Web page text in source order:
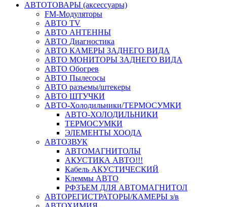
АВТОТОВАРЫ (аксессуары)
FM-Модуляторы
АВТО TV
АВТО АНТЕННЫ
АВТО Диагностика
АВТО КАМЕРЫ ЗАДНЕГО ВИДА
АВТО МОНИТОРЫ ЗАДНЕГО ВИДА
АВТО Обогрев
АВТО Пылесосы
АВТО разъемы/штекеры
АВТО ШТУЧКИ
АВТО-Холодильники/ТЕРМОСУМКИ
АВТО-ХОЛОДИЛЬНИКИ
ТЕРМОСУМКИ
ЭЛЕМЕНТЫ ХООДА
АВТОЗВУК
АВТОМАГНИТОЛЫ
АКУСТИКА АВТО!!!
Кабель АКУСТИЧЕСКИЙ
Клеммы АВТО
РФЗЪЕМ ДЛЯ АВТОМАГНИТОЛ
АВТОРЕГИСТРАТОРЫ/КАМЕРЫ з/в